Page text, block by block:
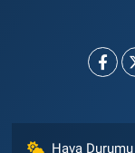
Hava Durumu